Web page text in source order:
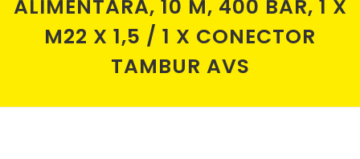
ALIMENTARĂ, 10 M, 400 BAR, 1 X
M22 X 1,5 / 1 X CONECTOR
TAMBUR AVS